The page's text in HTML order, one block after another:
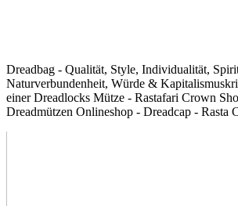
Dreadbag - Qualität, Style, Individualität,
Naturverbundenheit, Würde &
einer Dreadlocks Mütze - Rastafari Crown
Dreadmützen Onlineshop - Dreadcap - Rasta